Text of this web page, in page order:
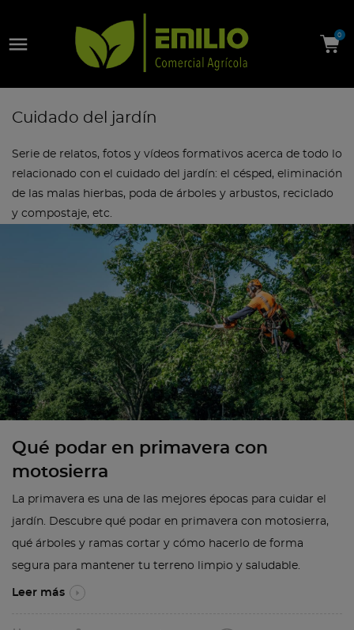
 0
Cuidado del jardín
Serie de relatos, fotos y vídeos formativos acerca de todo lo
relacionado con el cuidado del jardín: el césped, eliminación
de las malas hierbas, poda de árboles y arbustos, reciclado
y compostaje, etc.
Qué podar en primavera con
motosierra
La primavera es una de las mejores épocas para cuidar el
jardín. Descubre qué podar en primavera con motosierra,
qué árboles y ramas cortar y cómo hacerlo de forma
segura para mantener tu terreno limpio y saludable.
Leer más